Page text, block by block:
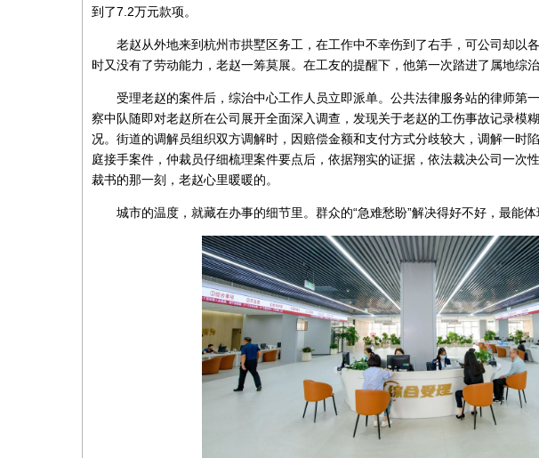
到了7.2万元款项。
老赵从外地来到杭州市拱墅区务工，在工作中不幸伤到了右手，可公司却以
时又没有了劳动能力，老赵一筹莫展。在工友的提醒下，他第一次踏进了属地综治
受理老赵的案件后，综治中心工作人员立即派单。公共法律服务站的律师第
察中队随即对老赵所在公司展开全面深入调查，发现关于老赵的工伤事故记录模
况。街道的调解员组织双方调解时，因赔偿金额和支付方式分歧较大，调解一时
庭接手案件，仲裁员仔细梳理案件要点后，依据翔实的证据，依法裁决公司一次
裁书的那一刻，老赵心里暖暖的。
城市的温度，就藏在办事的细节里。群众的“急难愁盼”解决得好不好，最能体